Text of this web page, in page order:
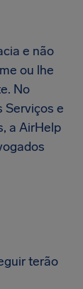
e não
ou lhe
No
Serviços e
a AirHelp
terão